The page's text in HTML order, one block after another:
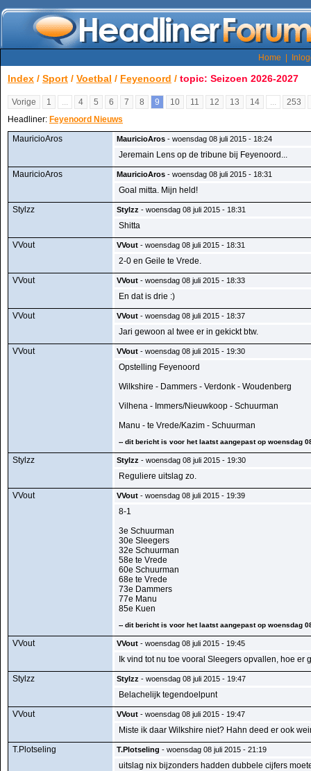
Home
Index / Sport / Voetbal / Feyenoord / topic: Seizoen 2026-2027
Vorige 1 ... 4 5 6 7 8 9 10 11 12 13 14 ...
253
Headliner: Feyenoord Nieuws
MauricioAros
MauricioAros - woensdag 08 juli 2015 - 18:24
Jeremain Lens op de tribune bij Feyenoord...
MauricioAros
MauricioAros - woensdag 08 juli 2015 - 18:31
Goal mitta. Mijn held!
Stylzz
Stylzz - woensdag 08 juli 2015 - 18:31
Shitta
VVout
VVout - woensdag 08 juli 2015 - 18:31
2-0 en Geile te Vrede.
VVout
VVout - woensdag 08 juli 2015 - 18:33
En dat is drie :)
VVout
VVout - woensdag 08 juli 2015 - 18:37
Jari gewoon al twee er in gekickt btw.
VVout
VVout - woensdag 08 juli 2015 - 19:30
Opstelling Feyenoord
Wilkshire - Dammers - Verdonk - Woudenberg
Vilhena - Immers/Nieuwkoop - Schuurman
Manu - te Vrede/Kazim - Schuurman
-- dit bericht is voor het laatst aangepast op woensdag
Stylzz Stylzz - woensdag 08 juli 2015 - 19:30
Reguliere uitslag zo.
VVout
VVout - woensdag 08 juli 2015 - 19:39
8-1
3e Schuurman
30e Sleegers
32e Schuurman
58e te Vrede
60e Schuurman
68e te Vrede
73e Dammers
77e Manu
85e Kuen
-- dit bericht is voor het laatst aangepast op woensdag
VVout VVout - woensdag 08 juli 2015 - 19:45
Ik vind tot nu toe vooral Sleegers opvallen, hoe
Stylzz
Stylzz - woensdag 08 juli 2015 - 19:47
Belachelijk tegendoelpunt
VVout
VVout - woensdag 08 juli 2015 - 19:47
Miste ik daar Wilkshire niet? Hahn deed er ook
T.Plotseling
T.Plotseling - woensdag 08 juli 2015 - 21:19
uitslag nix bijzonders hadden dubbele cijfers